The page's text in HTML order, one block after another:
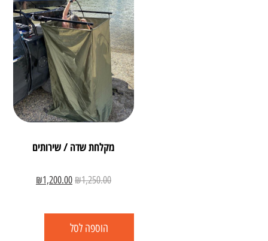
מקלחת שדה / שירותים
₪1,250.00
₪1,200.00
הוספה לסל